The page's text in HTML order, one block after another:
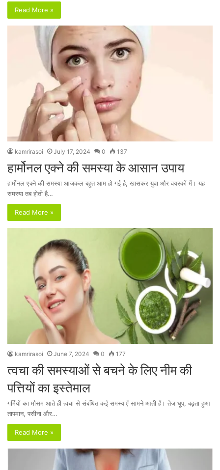
Read More »
kamrirasoi July 17, 2024 0 137
हार्मोनल एक्ने की समस्या के आसान उपाय
हार्मोनल एक्ने की समस्या आजकल बहुत आम हो गई है, खासकर युवा और वयस्कों में। यह
समस्या तब होती है…
Read More »
kamrirasoi June 7, 2024 0 177
त्वचा की समस्याओं से बचने के लिए नीम की
पत्तियों का इस्तेमाल
गर्मियों का मौसम आते ही त्वचा से संबंधित कई समस्याएँ सामने आती हैं। तेज धूप, बढ़ता हुआ
तापमान, पसीना और…
Read More »